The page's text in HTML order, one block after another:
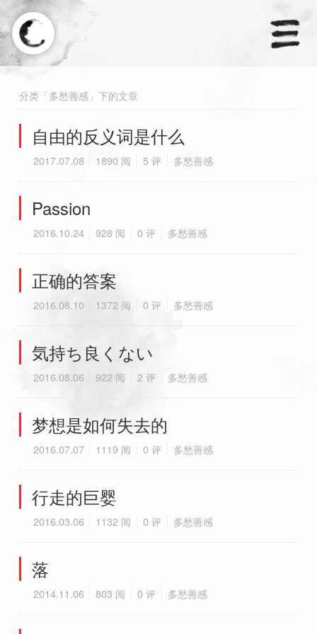
×
天涼好個秋.
首页
分类
友链
分类「多愁善感」下的文章
自由的反义词是什么
2017.07.08 1890 阅 5 评 多愁善感
Passion
2016.10.24 928 阅 0 评 多愁善感
正确的答案
2016.08.10 1372 阅 0 评 多愁善感
気持ち良くない
2016.08.06 922 阅 2 评 多愁善感
梦想是如何失去的
2016.07.07 1119 阅 0 评 多愁善感
行走的巨婴
2016.03.06 1132 阅 0 评 多愁善感
落
2014.11.06 803 阅 0 评 多愁善感